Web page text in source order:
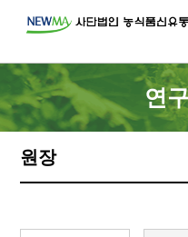
연
원장